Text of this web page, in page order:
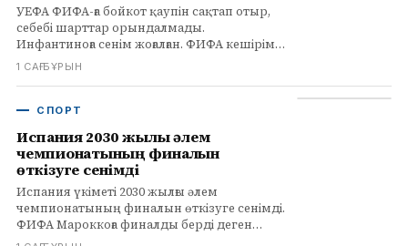
УЕФА ФИФА-ға бойкот қаупін сақтап отыр,
себебі шарттар орындалмады.
Инфантиноға сенім жоғалған. ФИФА кешірім
сұрағанымен, УЕФА ұстанымын өзгертпеді.
1 САҒ БҰРЫН
СПОРТ
Испания 2030 жылғы әлем
чемпионатының финалын
өткізуге сенімді
Испания үкіметі 2030 жылғы әлем
чемпионатының финалын өткізуге сенімді.
ФИФА Мароккоға финалды берді деген
хабарды жоққа шығарды.